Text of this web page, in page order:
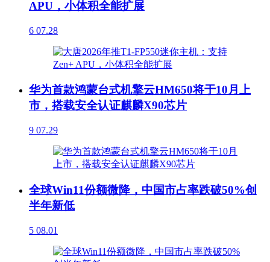
APU，小体积全能扩展
6 07.28
华为首款鸿蒙台式机擎云HM650将于10月上
市，搭载安全认证麒麟X90芯片
9 07.29
全球Win11份额微降，中国市占率跌破50%创
半年新低
5 08.01